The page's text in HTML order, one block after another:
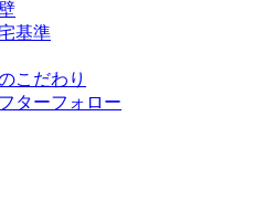
基準
こだわり
ターフォロー